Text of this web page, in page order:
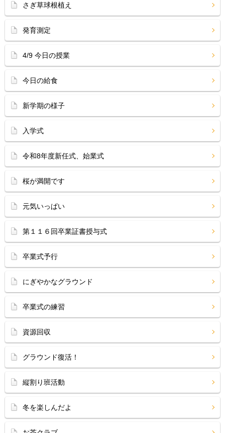
さぎ草球根植え
発育測定
4/9 今日の授業
今日の給食
新学期の様子
入学式
令和8年度新任式、始業式
桜が満開です
元気いっぱい
第１１６回卒業証書授与式
卒業式予行
にぎやかなグラウンド
卒業式の練習
資源回収
グラウンド復活！
縦割り班活動
冬を楽しんだよ